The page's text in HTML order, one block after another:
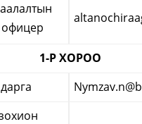
офицер
1-Р ХОРОО